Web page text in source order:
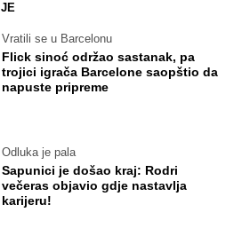
Vratili se u Barcelonu
Flick sinoć održao sastanak, pa
trojici igrača Barcelone saopštio da
napuste pripreme
Odluka je pala
Sapunici je došao kraj: Rodri
večeras objavio gdje nastavlja
karijeru!